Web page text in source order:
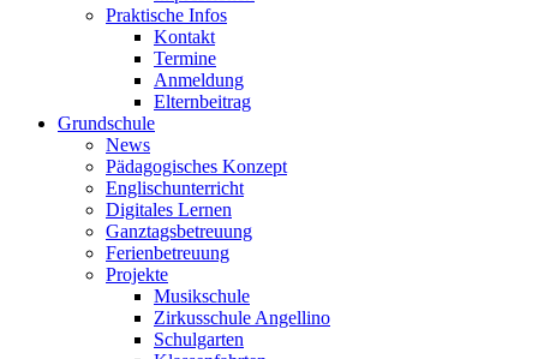
Praktische Infos
Kontakt
Termine
Anmeldung
Elternbeitrag
Grundschule
News
Pädagogisches Konzept
Englischunterricht
Digitales Lernen
Ganztagsbetreuung
Ferienbetreuung
Projekte
Musikschule
Zirkusschule Angellino
Schulgarten